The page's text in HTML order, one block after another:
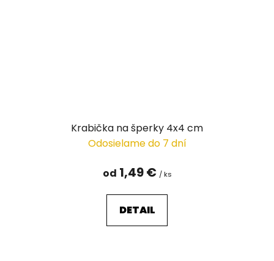
Krabička na šperky 4x4 cm
Odosielame do 7 dní
od 1,49 € / ks
DETAIL